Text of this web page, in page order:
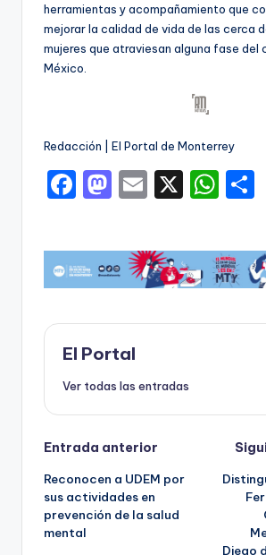
herramientas y acompañamiento que
mejorar la calidad de vida de las cerca
mujeres que atraviesan alguna fase del
México.
Redacción | El Portal de Monterrey
F
c
e
b
o
o
k
M
st
o
d
o
n
E
ai
l
X
W
a
ts
A
p
El Portal
Ver todas las entradas
Navegación
de
entradas
Entrada anterior
Reconocen a UDEM por
sus actividades en
prevención de la salud
mental
Diego